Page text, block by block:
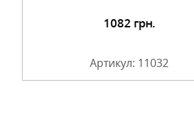
1082 грн.
Артикул: 11032
Подробнее